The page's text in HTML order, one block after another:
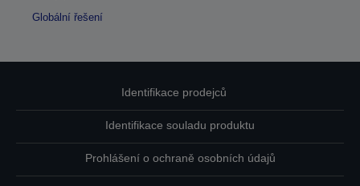
Globální řešení
Identifikace prodejců
Identifikace souladu produktu
Prohlášení o ochraně osobních údajů